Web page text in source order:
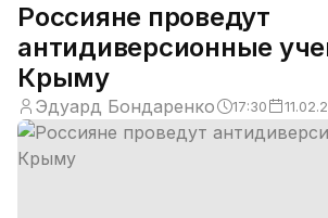
Россияне проведут
антидиверсионные
Крыму
Эдуард Бондаренко 17:30